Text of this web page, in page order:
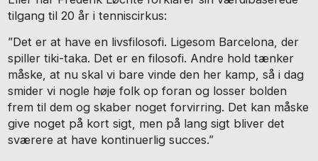
tilgang til 20 år i tenniscirkus:
”Det er at have en livsfilosofi. Ligesom Barcelona, der
spiller tiki-taka. Det er en filosofi. Andre hold tænker
måske, at nu skal vi bare vinde den her kamp, så i dag
smider vi nogle høje folk op foran og losser bolden
frem til dem og skaber noget forvirring. Det kan måske
give noget på kort sigt, men på lang sigt bliver det
sværere at have kontinuerlig succes.”